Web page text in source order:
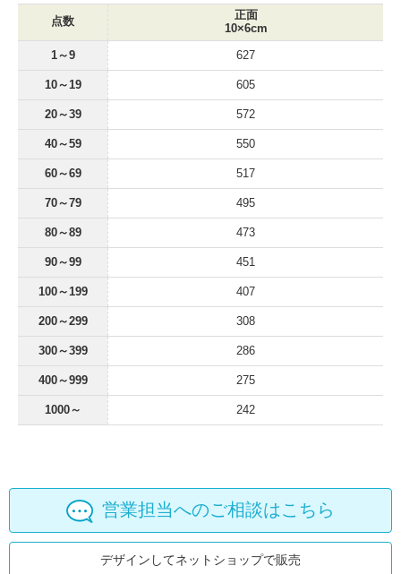
点数
正面
10×6cm
1～9 627
10～19 605
20～39 572
40～59 550
60～69 517
70～79 495
80～89 473
90～99 451
100～199 407
200～299 308
300～399 286
400～999 275
1000～ 242
営業担当へのご相談はこちら
デザインしてネットショップで販売